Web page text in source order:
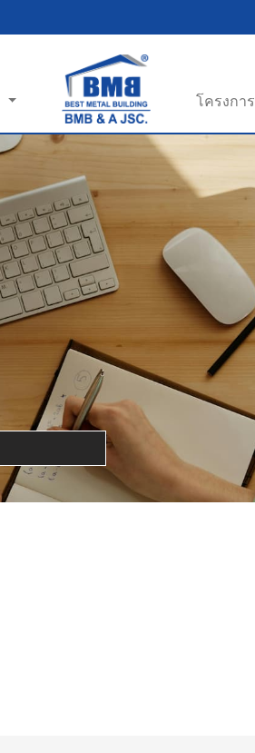
โครงการ